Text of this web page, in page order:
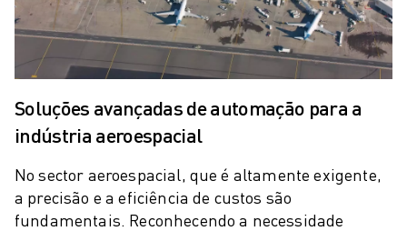
ROBÔS DE PALETIZAÇÃO
ROBÔS SCARA
CENTROS COMPACTOS DE MAQUINAÇÃO CNC
LOCALIZADOR ROBODRILL
CENTROS DE MAQUINAÇÃO COMPACTOS ROBODRILL
HARDWARE ROBODRILL
SOFTWARE ROBODRILL
MANUTENÇÃO PREVENTIVA ROBODRILL
SUSTENTABILIDADE ROBODRILL
PACK ROBODRILL - ROBÔ
Soluções avançadas de automação para a
indústria aeroespacial
No sector aeroespacial, que é altamente exigente,
a precisão e a eficiência de custos são
fundamentais. Reconhecendo a necessidade